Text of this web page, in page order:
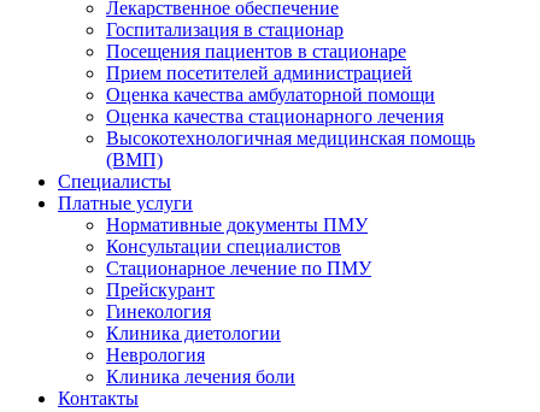
Лекарственное обеспечение
Госпитализация в стационар
Посещения пациентов в стационаре
Прием посетителей администрацией
Оценка качества амбулаторной помощи
Оценка качества стационарного лечения
Высокотехнологичная медицинская помощь
(ВМП)
Специалисты
Платные услуги
Нормативные документы ПМУ
Консультации специалистов
Стационарное лечение по ПМУ
Прейскурант
Гинекология
Клиника диетологии
Неврология
Клиника лечения боли
Контакты